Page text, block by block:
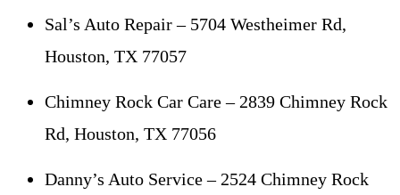
Sal’s Auto Repair – 5704 Westheimer Rd,
Houston, TX 77057
Chimney Rock Car Care – 2839 Chimney Rock
Rd, Houston, TX 77056
Danny’s Auto Service – 2524 Chimney Rock